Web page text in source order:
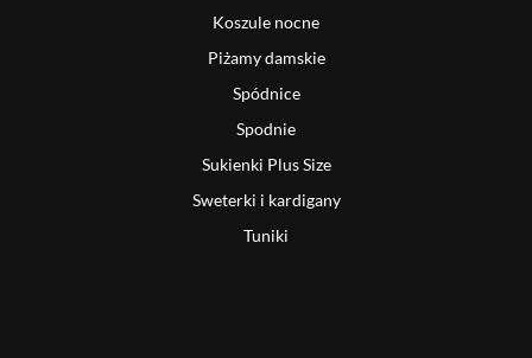
Koszule nocne
Piżamy damskie
Spódnice
Spodnie
Sukienki Plus Size
Sweterki i kardigany
Tuniki